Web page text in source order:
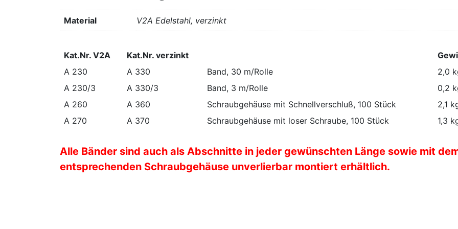
Material V2A Edelstahl, verzinkt
Kat.Nr. V2A Kat.Nr. verzinkt
Kat.Nr. V2A
Kat.Nr. verzinkt
A 230 A 330 Band, 30 m/Rolle
2,0
A 230/3
A 330/3 Band, 3 m/Rolle
0,2
A 260
A 360 Schraubgehäuse mit Schnellverschluß, 100 Stück
2,1
A 270
A 370 Schraubgehäuse mit loser Schraube, 100 Stück 1,3
Alle Bänder sind auch als Abschnitte in jeder gewünschten Länge sowie mit
entsprechenden Schraubgehäuse unverlierbar montiert erhältlich.